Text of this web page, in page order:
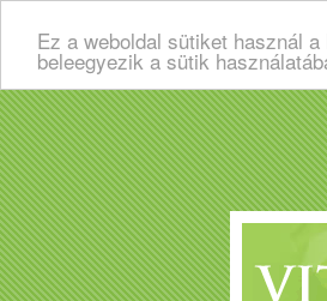
Ez a weboldal sütiket használ
beleegyezik a sütik